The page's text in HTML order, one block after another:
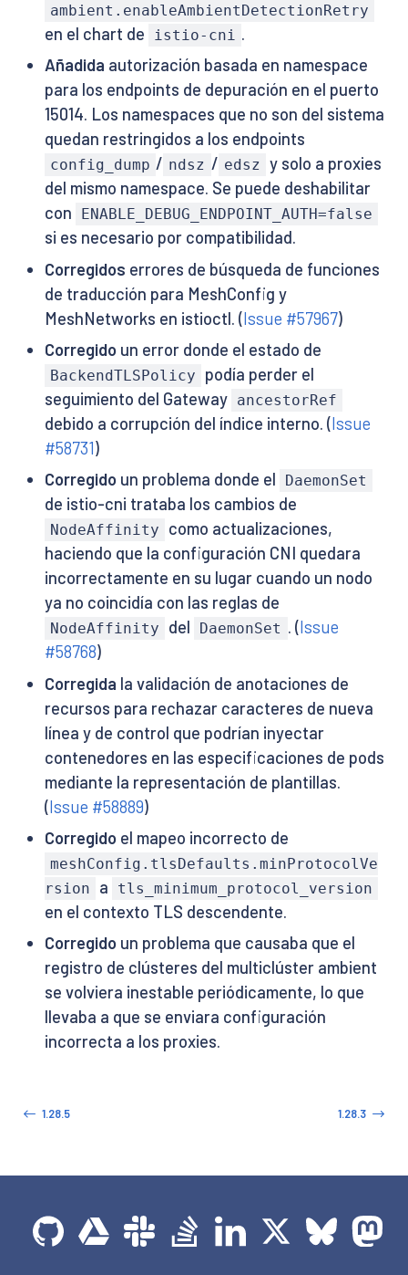
ambient.enableAmbientDetectionRetry
en el chart de istio-cni .
Añadida autorización basada en namespace
para los endpoints de depuración en el puerto
15014. Los namespaces que no son del sistema
quedan restringidos a los endpoints
config_dump / ndsz / edsz y solo a proxies
del mismo namespace. Se puede deshabilitar
con
ENABLE_DEBUG_ENDPOINT_AUTH=false
si es necesario por compatibilidad.
Corregidos errores de búsqueda de funciones
de traducción para MeshConfig y
MeshNetworks en istioctl. (Issue #57967)
Corregidoun error donde el estado de
BackendTLSPolicy
podía perder el
seguimiento del Gateway ancestorRef
debido a corrupción del índice interno. (Issue
#58731)
Corregidoun problema donde el DaemonSet
de istio-cni trataba los cambios de
NodeAffinity
como actualizaciones,
haciendo que la configuración CNI quedara
incorrectamente en su lugar cuando un nodo
ya no coincidía con las reglas de
NodeAffinity del DaemonSet . (Issue
#58768)
Corregida la validación de anotaciones de
recursos para rechazar caracteres de nueva
línea y de control que podrían inyectar
contenedores en las especificaciones de pods
mediante la representación de plantillas.
(Issue #58889)
Corregidoel mapeo incorrecto de
meshConfig.tlsDefaults.minProtocolVe
rsion
a tls_minimum_protocol_version
en el contexto TLS descendente.
Corregidoun problema que causaba que el
registro de clústeres del multiclúster ambient
se volviera inestable periódicamente, lo que
llevaba a que se enviara configuración
incorrecta a los proxies.
1.28.5 1.28.3